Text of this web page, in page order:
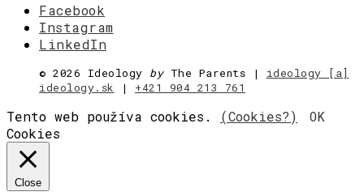
Facebook
Instagram
LinkedIn
© 2026 Ideology byThe Parents | ideology [a]
ideology.sk
| +421 904 213 761
Tento web používa cookies. (Cookies?)
OK
Cookies
Close